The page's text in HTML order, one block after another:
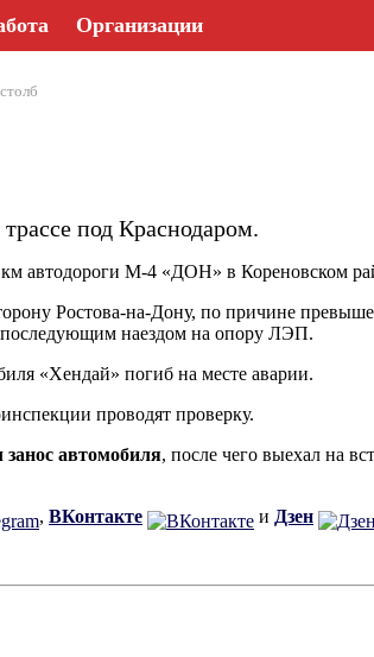
Организации
под Краснодаром.
км автодороги М-4 «ДОН» в Кореновском
Ростова-на-Дону, по причине
последующим наездом на опору ЛЭП.
«Хендай» погиб на месте аварии.
проводят проверку.
занос автомобиля, после чего выехал на
, ВКонтакте и Дзен